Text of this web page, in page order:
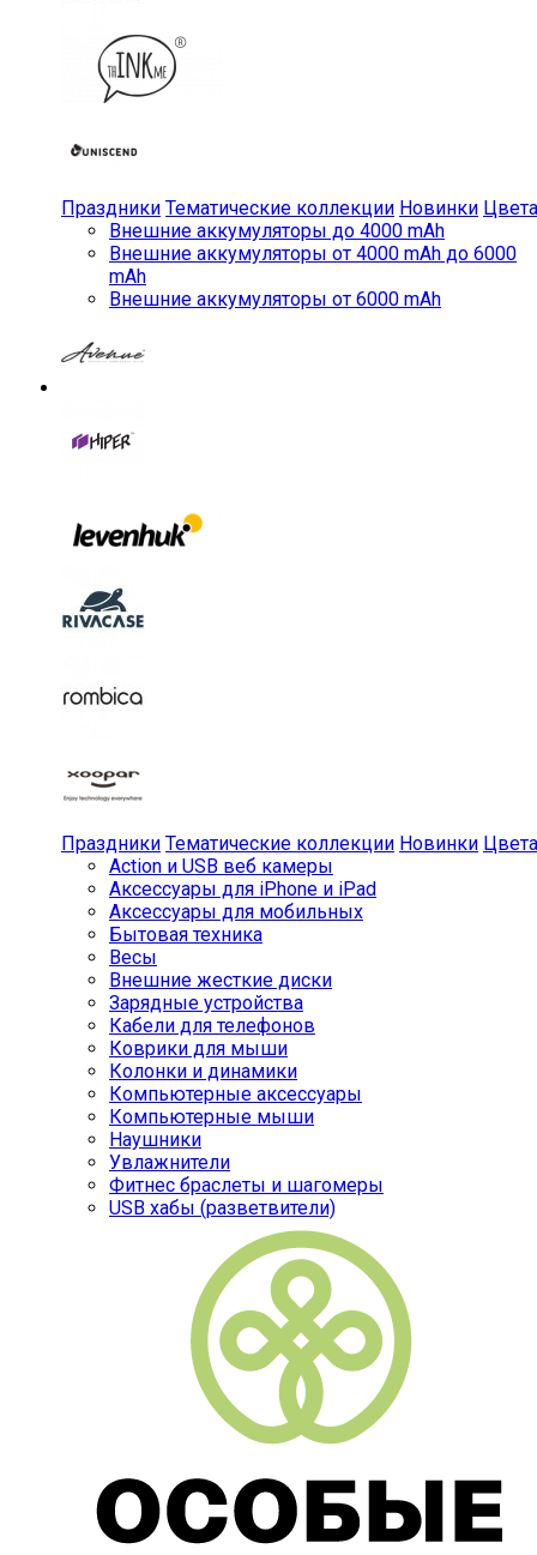
Праздники Тематические коллекции Новинки Цвета
Внешние аккумуляторы до 4000 mAh
Внешние аккумуляторы от 4000 mAh до 6000
mAh
Внешние аккумуляторы от 6000 mAh
Праздники Тематические коллекции Новинки Цвета
Action и USB веб камеры
Аксессуары для iPhone и iPad
Аксессуары для мобильных
Бытовая техника
Весы
Внешние жесткие диски
Зарядные устройства
Кабели для телефонов
Коврики для мыши
Колонки и динамики
Компьютерные аксессуары
Компьютерные мыши
Наушники
Увлажнители
Фитнес браслеты и шагомеры
USB хабы (разветвители)